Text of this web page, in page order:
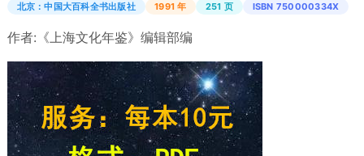
北京：中国大百科全书出版社 1991 年 251 页 ISBN 750000334X
作者: 《上海文化年鉴》编辑部编